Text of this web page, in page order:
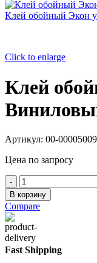
Клей обойный Экон
Click to enlarge
Клей
Артикул: 00-00005009
Цена по запросу
Количество
товара
Клей
обойный
Экон
Виниловый,
200
г
В корзину
Compare
Fast Shipping